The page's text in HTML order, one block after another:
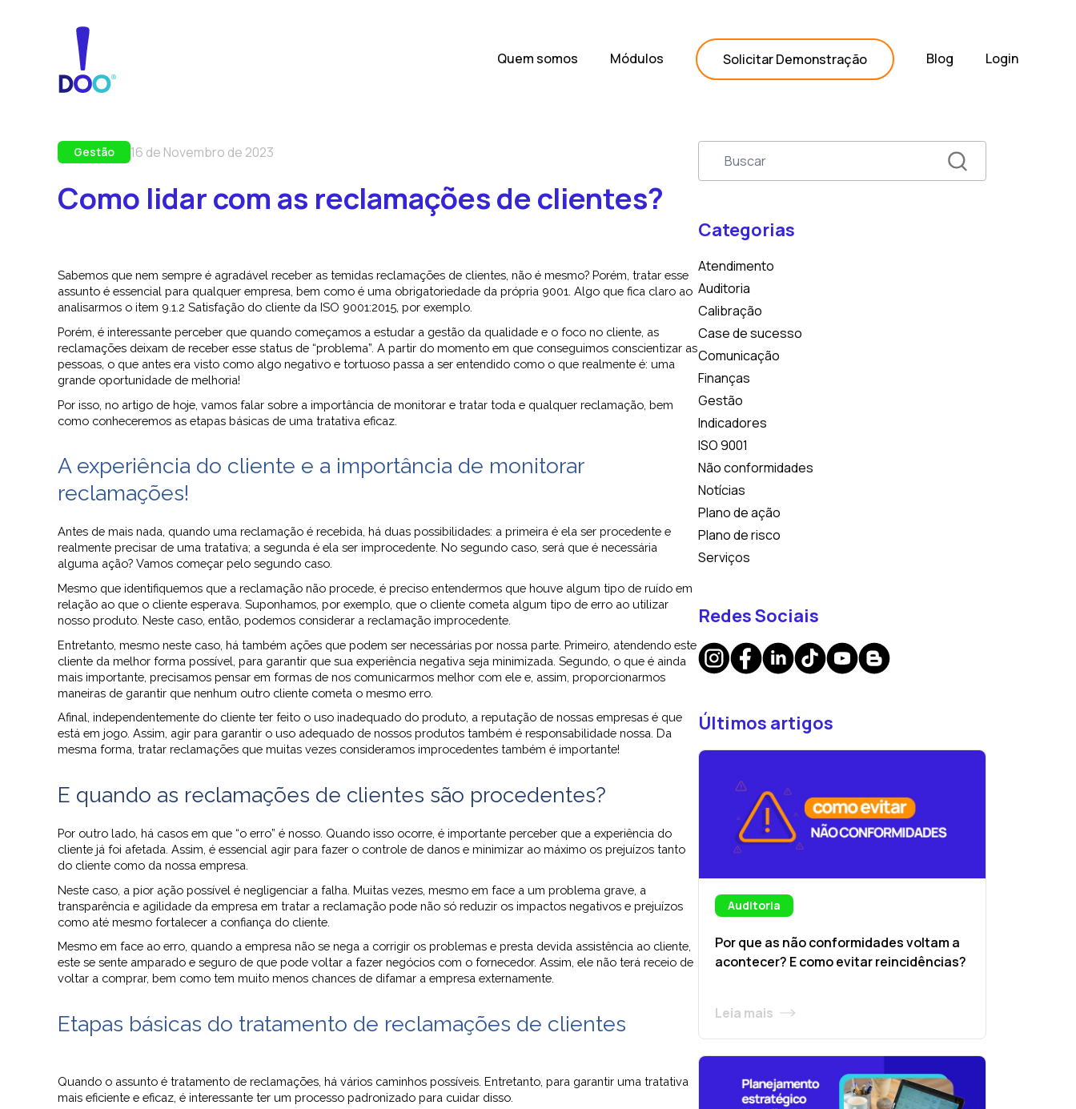
Quem somos Módulos Solicitar Demonstração Blog Login
Gestão 16 de Novembro de 2023
Como lidar com as reclamações de clientes?
Sabemos que nem sempre é agradável receber as temidas reclamações de clientes, não é mesmo? Porém, tratar esse
assunto é essencial para qualquer empresa, bem como é uma obrigatoriedade da própria 9001. Algo que fica claro ao
analisarmos o item 9.1.2 Satisfação do cliente da ISO 9001:2015, por exemplo.
Porém, é interessante perceber que quando começamos a estudar a gestão da qualidade e o foco no cliente, as
reclamações deixam de receber esse status de “problema”. A partir do momento em que conseguimos conscientizar as
pessoas, o que antes era visto como algo negativo e tortuoso passa a ser entendido como o que realmente é: uma
grande oportunidade de melhoria!
Por isso, no artigo de hoje, vamos falar sobre a importância de monitorar e tratar toda e qualquer reclamação, bem
como conheceremos as etapas básicas de uma tratativa eficaz.
A experiência do cliente e a importância de monitorar
reclamações!
Antes de mais nada, quando uma reclamação é recebida, há duas possibilidades: a primeira é ela ser procedente e
realmente precisar de uma tratativa; a segunda é ela ser improcedente. No segundo caso, será que é necessária
alguma ação? Vamos começar pelo segundo caso.
Mesmo que identifiquemos que a reclamação não procede, é preciso entendermos que houve algum tipo de ruído em
relação ao que o cliente esperava. Suponhamos, por exemplo, que o cliente cometa algum tipo de erro ao utilizar
nosso produto. Neste caso, então, podemos considerar a reclamação improcedente.
Entretanto, mesmo neste caso, há também ações que podem ser necessárias por nossa parte. Primeiro, atendendo este
cliente da melhor forma possível, para garantir que sua experiência negativa seja minimizada. Segundo, o que é ainda
mais importante, precisamos pensar em formas de nos comunicarmos melhor com ele e, assim, proporcionarmos
maneiras de garantir que nenhum outro cliente cometa o mesmo erro.
Afinal, independentemente do cliente ter feito o uso inadequado do produto, a reputação de nossas empresas é que
está em jogo. Assim, agir para garantir o uso adequado de nossos produtos também é responsabilidade nossa. Da
mesma forma, tratar reclamações que muitas vezes consideramos improcedentes também é importante!
E quando as reclamações de clientes são procedentes?
Por outro lado, há casos em que “o erro” é nosso. Quando isso ocorre, é importante perceber que a experiência do
cliente já foi afetada. Assim, é essencial agir para fazer o controle de danos e minimizar ao máximo os prejuízos tanto
do cliente como da nossa empresa.
Neste caso, a pior ação possível é negligenciar a falha. Muitas vezes, mesmo em face a um problema grave, a
transparência e agilidade da empresa em tratar a reclamação pode não só reduzir os impactos negativos e prejuízos
como até mesmo fortalecer a confiança do cliente.
Mesmo em face ao erro, quando a empresa não se nega a corrigir os problemas e presta devida assistência ao cliente,
este se sente amparado e seguro de que pode voltar a fazer negócios com o fornecedor. Assim, ele não terá receio de
voltar a comprar, bem como tem muito menos chances de difamar a empresa externamente.
Etapas básicas do tratamento de reclamações de clientes
Quando o assunto é tratamento de reclamações, há vários caminhos possíveis. Entretanto, para garantir uma tratativa
mais eficiente e eficaz, é interessante ter um processo padronizado para cuidar disso.
Categorias
Atendimento
Auditoria
Calibração
Case de sucesso
Comunicação
Finanças
Gestão
Indicadores
ISO 9001
Não conformidades
Notícias
Plano de ação
Plano de risco
Serviços
Redes Sociais
Últimos artigos
Auditoria
Por que as não conformidades voltam a
acontecer? E como evitar reincidências?
Leia mais